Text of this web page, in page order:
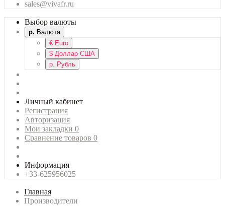
sales@vivafr.ru
Выбор валюты
р. Валюта
€ Euro
$ Доллар США
р. Рубль
Личный кабинет
Регистрация
Авторизация
Мои закладки 0
Сравнение товаров 0
Информация
+33-625956025
Главная
Производители